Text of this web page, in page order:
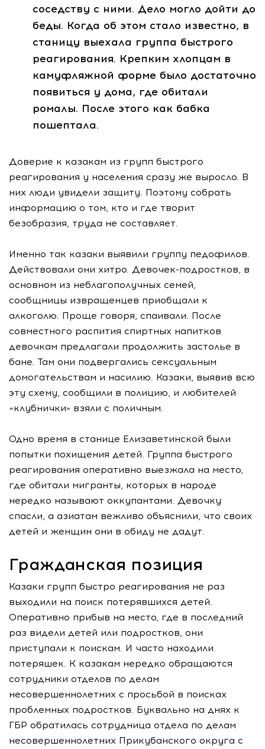
соседству с ними. Дело могло дойти до
беды. Когда об этом стало известно, в
станицу выехала группа быстрого
реагирования. Крепким хлопцам в
камуфляжной форме было достаточно
появиться у дома, где обитали
ромалы. После этого как бабка
пошептала.
Доверие к казакам из групп быстрого
реагирования у населения сразу же выросло. В
них люди увидели защиту. Поэтому собрать
информацию о том, кто и где творит
безобразия, труда не составляет.
Именно так казаки выявили группу педофилов.
Действовали они хитро. Девочек-подростков, в
основном из неблагополучных семей,
сообщницы извращенцев приобщали к
алкоголю. Проще говоря, спаивали. После
совместного распития спиртных напитков
девочкам предлагали продолжить застолье в
бане. Там они подвергались сексуальным
домогательствам и насилию. Казаки, выявив всю
эту схему, сообщили в полицию, и любителей
«клубнички» взяли с поличным.
Одно время в станице Елизаветинской были
попытки похищения детей. Группа быстрого
реагирования оперативно выезжала на место,
где обитали мигранты, которых в народе
нередко называют оккупантами. Девочку
спасли, а азиатам вежливо объяснили, что своих
детей и женщин они в обиду не дадут.
Гражданская позиция
Казаки групп быстро реагирования не раз
выходили на поиск потерявшихся детей.
Оперативно прибыв на место, где в последний
раз видели детей или подростков, они
приступали к поискам. И часто находили
потеряшек. К казакам нередко обращаются
сотрудники отделов по делам
несовершеннолетних с просьбой в поисках
проблемных подростков. Буквально на днях к
ГБР обратилась сотрудница отдела по делам
несовершеннолетних Прикубанского округа с